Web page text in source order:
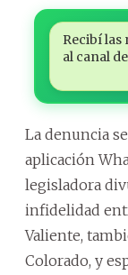
Recibí las
al canal
La denuncia
aplicación
legisladora
infidelidad
Valiente,
Colorado, y